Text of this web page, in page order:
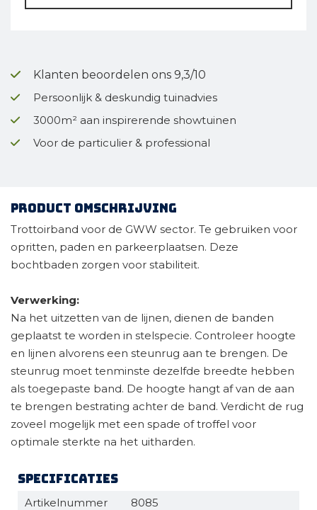
Klanten beoordelen ons 9,3/10
Persoonlijk & deskundig tuinadvies
3000m² aan inspirerende showtuinen
Voor de particulier & professional
Product omschrijving
Trottoirband voor de GWW sector. Te gebruiken voor
opritten, paden en parkeerplaatsen. Deze
bochtbaden zorgen voor stabiliteit.
Verwerking:
Na het uitzetten van de lijnen, dienen de banden
geplaatst te worden in stelspecie. Controleer hoogte
en lijnen alvorens een steunrug aan te brengen. De
steunrug moet tenminste dezelfde breedte hebben
als toegepaste band. De hoogte hangt af van de aan
te brengen bestrating achter de band. Verdicht de rug
zoveel mogelijk met een spade of troffel voor
optimale sterkte na het uitharden.
Specificaties
Artikelnummer
8085